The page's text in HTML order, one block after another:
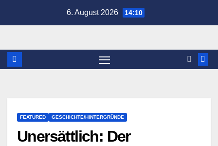
6. August 2026 14:10
FEATURED GESCHICHTE/HINTERGRÜNDE
Unersättlich: Der